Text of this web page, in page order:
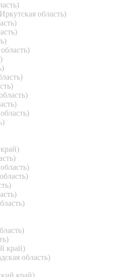
область)
край)
область)